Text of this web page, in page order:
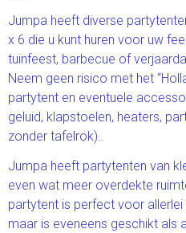
Jumpa heeft diverse
x 6 die u kunt huren voor uw
tuinfeest, barbecue of
Neem geen risico met het
partytent en eventuele
geluid, klapstoelen, heaters,
zonder tafelrok)..
Jumpa heeft partytenten van
even wat meer overdekte
partytent is perfect voor
maar is eveneens geschikt als